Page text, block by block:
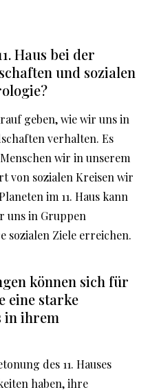
Haus bei der
und sozialen
geben, wie wir uns in
verhalten. Es
wir in unserem
von sozialen Kreisen wir
im 11. Haus kann
uns in Gruppen
sozialen Ziele erreichen.
können sich für
eine starke
in ihrem
des 11. Hauses
haben, ihre